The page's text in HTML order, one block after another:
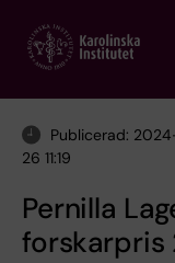
main
Publicerad:
26 11:19
Pernilla
forskarpris